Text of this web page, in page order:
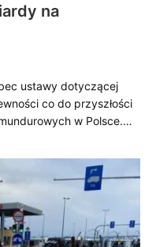
na
ustawy dotyczącej
co do przyszłości
w Polsce.…